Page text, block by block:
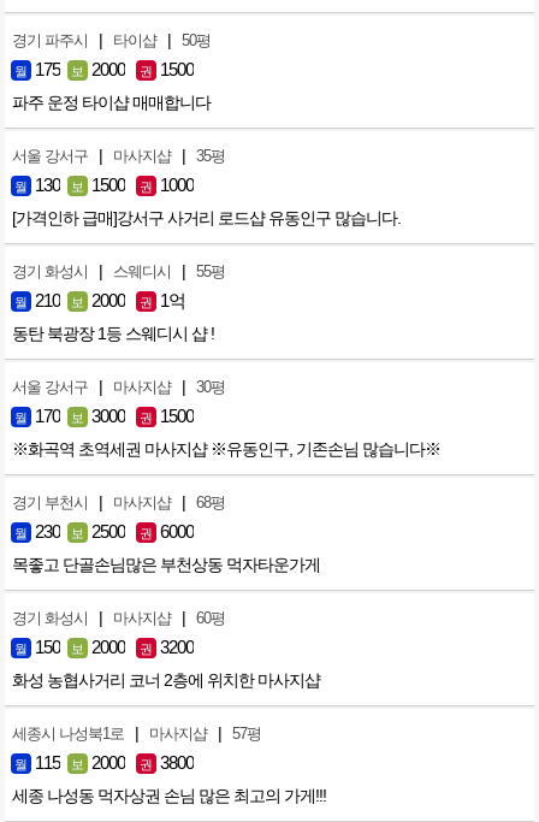
경기 파주시 | 타이샵 | 50평
월 175 보 2000 권 1500
파주 운정 타이샵 매매합니다
서울 강서구 | 마사지샵 | 35평
월 130 보 1500 권 1000
[가격인하 급매]강서구 사거리 로드샵 유동인구 많습니다.
경기 화성시 | 스웨디시 | 55평
월 210 보 2000 권 1억
동탄 북광장 1등 스웨디시 샵 !
서울 강서구 | 마사지샵 | 30평
월 170 보 3000 권 1500
※화곡역 초역세권 마사지샵 ※유동인구, 기존손님 많습니다※
경기 부천시 | 마사지샵 | 68평
월 230 보 2500 권 6000
목좋고 단골손님많은 부천상동 먹자타운가게
경기 화성시 | 마사지샵 | 60평
월 150 보 2000 권 3200
화성 농협사거리 코너 2층에 위치한 마사지샵
세종시 나성북1로 | 마사지샵 | 57평
월 115 보 2000 권 3800
세종 나성동 먹자상권 손님 많은 최고의 가게!!!